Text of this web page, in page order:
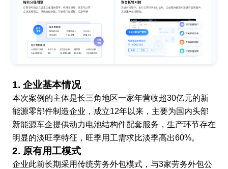
1. 企业基本情况
本次案例的主体是长三角地区一家年营收超30亿元的新
能源零部件制造企业，成立12年以来，主要为国内头部
新能源车企提供动力电池结构件配套服务，生产环节存在
明显的淡旺季特征，旺季用工需求比淡季高出60%。
2. 原有用工模式
企业此前长期采用传统劳务外包模式，与3家劳务外包公